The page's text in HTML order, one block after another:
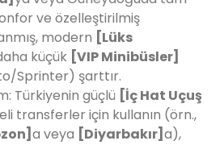
ve özelleştirilmiş
modern [Lüks
küçük [VIP Minibüsler]
Sprinter) şarttır.
Türkiyenin güçlü [İç Hat Uçuş
transferler için kullanın (örn.,
a veya [Diyarbakır]a),